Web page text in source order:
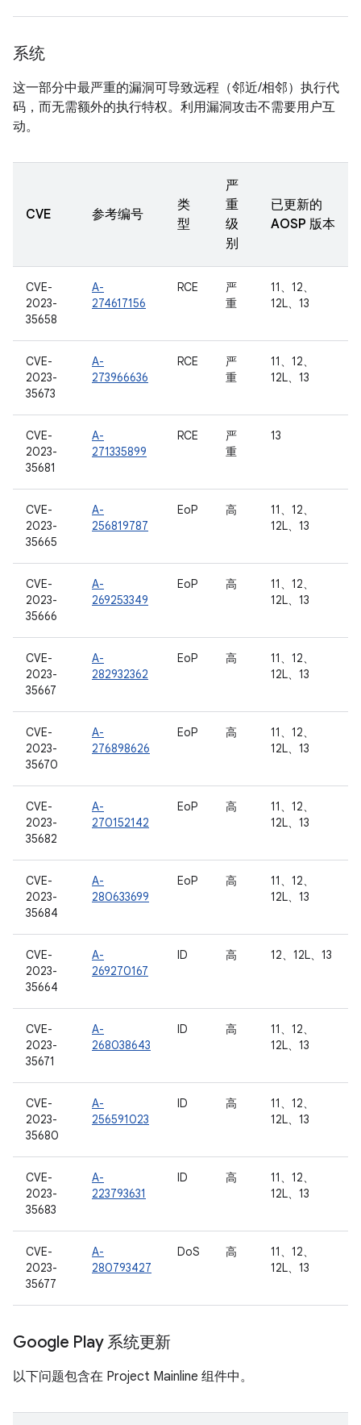
系统
这一部分中最严重的漏洞可导致远程（邻近/相邻）执行代
码，而无需额外的执行特权。利用漏洞攻击不需要用户互
动。
CVE 参考编号
类
型
严
重
级
别
已更新的
AOSP 版本
CVE-
2023-
35658
A-
274617156
RCE
严
重
11、12、
12L、13
CVE-
2023-
35673
A-
273966636
RCE
严
重
11、12、
12L、13
CVE-
2023-
35681
A-
271335899
RCE
严
重
13
CVE-
2023-
35665
A-
256819787
EoP 高
11、12、
12L、13
CVE-
2023-
35666
A-
269253349
EoP 高
11、12、
12L、13
CVE-
2023-
35667
A-
282932362
EoP 高
11、12、
12L、13
CVE-
2023-
35670
A-
276898626
EoP 高
11、12、
12L、13
CVE-
2023-
35682
A-
270152142
EoP 高
11、12、
12L、13
CVE-
2023-
35684
A-
280633699
EoP 高
11、12、
12L、13
CVE-
2023-
35664
A-
269270167
ID 高 12、12L、13
CVE-
2023-
35671
A-
268038643
ID 高
11、12、
12L、13
CVE-
2023-
35680
A-
256591023
ID 高
11、12、
12L、13
CVE-
2023-
35683
A-
223793631
ID 高
11、12、
12L、13
CVE-
2023-
35677
A-
280793427
DoS 高
11、12、
12L、13
Google Play 系统更新
以下问题包含在 Project Mainline 组件中。